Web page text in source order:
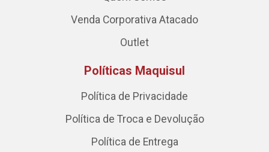
Venda Corporativa Atacado
Outlet
Políticas Maquisul
Política de Privacidade
Política de Troca e Devolução
Política de Entrega